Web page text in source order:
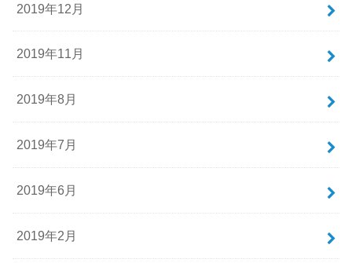
2019年12月
2019年11月
2019年8月
2019年7月
2019年6月
2019年2月